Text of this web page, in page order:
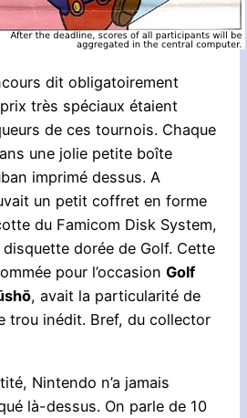
dit obligatoirement
très spéciaux étaient
de ces tournois. Chaque
une jolie petite boîte
imprimé dessus. A
un petit coffret en forme
du Famicom Disk System,
disquette dorée de Golf. Cette
pour l’occasion Golf
, avait la particularité de
trou inédit. Bref, du collector
Nintendo n’a jamais
là-dessus. On parle de 10